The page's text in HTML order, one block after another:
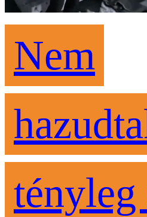
Nem
tényleg